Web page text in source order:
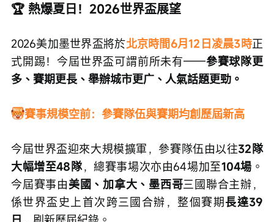
🏆 熱爆夏日！2026世界盃展望
2026美加墨世界盃將於北京時間6月12日凌晨3時正
式開踢！今屆世界盃可謂前所未有——參賽球隊更
多、賽期更長、舉辦城市更广、人氣話題更勁。
賽事規模空前：參賽隊伍與賽期均創歷屆新高
今屆世界盃迎來大規模擴軍，參賽隊伍由以往32隊
大幅增至48隊，總賽事場次亦由64場加至104場 。
今屆賽事由美國、加拿大、墨西哥三國聯合主辦，
係世界盃史上首次跨三國合辦，整個賽期長達39